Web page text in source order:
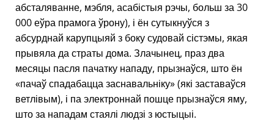
абсталяванне, мэбля, асабістыя рэчы, больш за 30
000 еўра прамога ўрону), і ён сутыкнуўся з
абсурднай карупцыяй з боку судовай сістэмы, якая
прывяла да страты дома. Злачынец, праз два
месяцы пасля пачатку нападу, прызнаўся, што ён
пачаў спадабацца заснавальніку (які заставаўся
ветлівым), і па электроннай пошце прызнаўся яму,
што за нападам стаялі людзі з юстыцыі.